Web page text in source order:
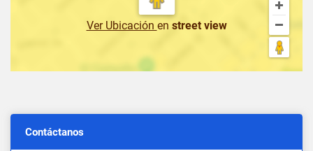
Ver Ubicación en street view
Contáctanos